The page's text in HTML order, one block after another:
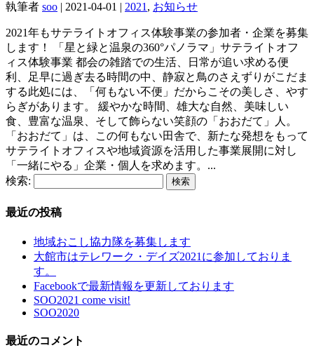
執筆者 soo | 2021-04-01 | 2021, お知らせ
2021年もサテライトオフィス体験事業の参加者・企業を募集
します！ 「星と緑と温泉の360°パノラマ」サテライトオフ
ィス体験事業 都会の雑踏での生活、日常が追い求める便
利、足早に過ぎ去る時間の中、静寂と鳥のさえずりがこだま
する此処には、「何もない不便」だからこその美しさ、やす
らぎがあります。 緩やかな時間、雄大な自然、美味しい
食、豊富な温泉、そして飾らない笑顔の「おおだて」人。
「おおだて」は、この何もない田舎で、新たな発想をもって
サテライトオフィスや地域資源を活用した事業展開に対し
「一緒にやる」企業・個人を求めます。...
検索:
最近の投稿
地域おこし協力隊を募集します
大館市はテレワーク・デイズ2021に参加しておりま
す。
Facebookで最新情報を更新しております
SOO2021 come visit!
SOO2020
最近のコメント